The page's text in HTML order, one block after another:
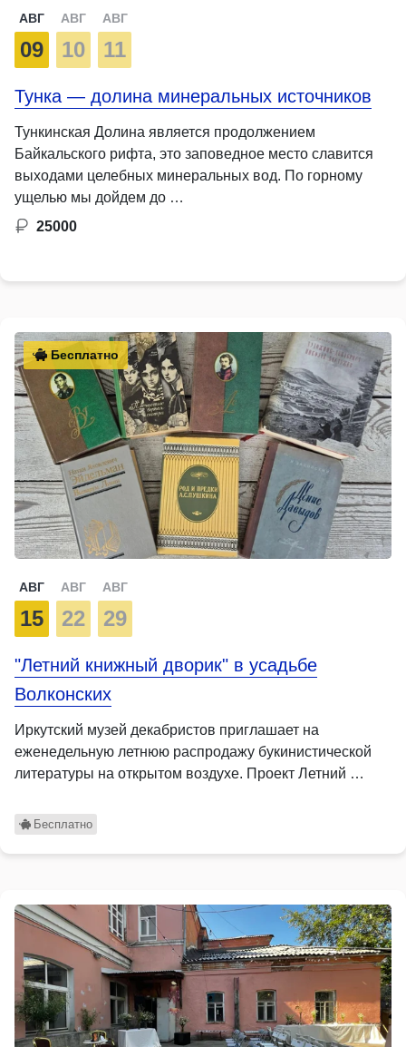
АВГ
09
АВГ
10
АВГ
11
Тунка — долина минеральных источников
Тункинская Долина является продолжением
Байкальского рифта, это заповедное место славится
выходами целебных минеральных вод. По горному
ущелью мы дойдем до …
25000
Бесплатно
АВГ
15
АВГ
22
АВГ
29
"Летний книжный дворик" в усадьбе
Волконских
Иркутский музей декабристов приглашает на
еженедельную летнюю распродажу букинистической
литературы на открытом воздухе. Проект Летний …
Бесплатно